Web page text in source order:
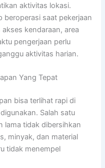
aktivitas lokasi.
beroperasi saat pekerjaan
kendaraan, area
pengerjaan perlu
aktivitas harian.
Yang Tepat
bisa terlihat rapi di
Salah satu
lama tidak dibersihkan
minyak, dan material
tidak menempel